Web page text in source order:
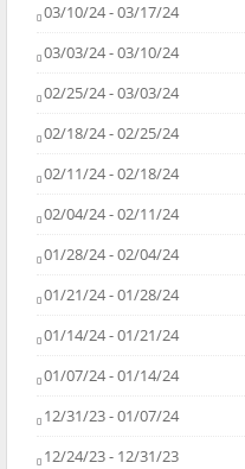
03/10/24 - 03/17/24
03/03/24 - 03/10/24
02/25/24 - 03/03/24
02/18/24 - 02/25/24
02/11/24 - 02/18/24
02/04/24 - 02/11/24
01/28/24 - 02/04/24
01/21/24 - 01/28/24
01/14/24 - 01/21/24
01/07/24 - 01/14/24
12/31/23 - 01/07/24
12/24/23 - 12/31/23